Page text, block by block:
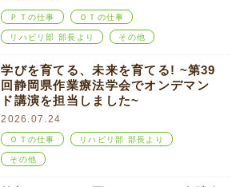
ＰＴの仕事 ＯＴの仕事
リハビリ部 部長より その他
学びを育てる、未来を育てる! ~第39
回静岡県作業療法学会でオンデマン
ド講演を担当しました~
2026.07.24
ＯＴの仕事 リハビリ部 部長より
その他